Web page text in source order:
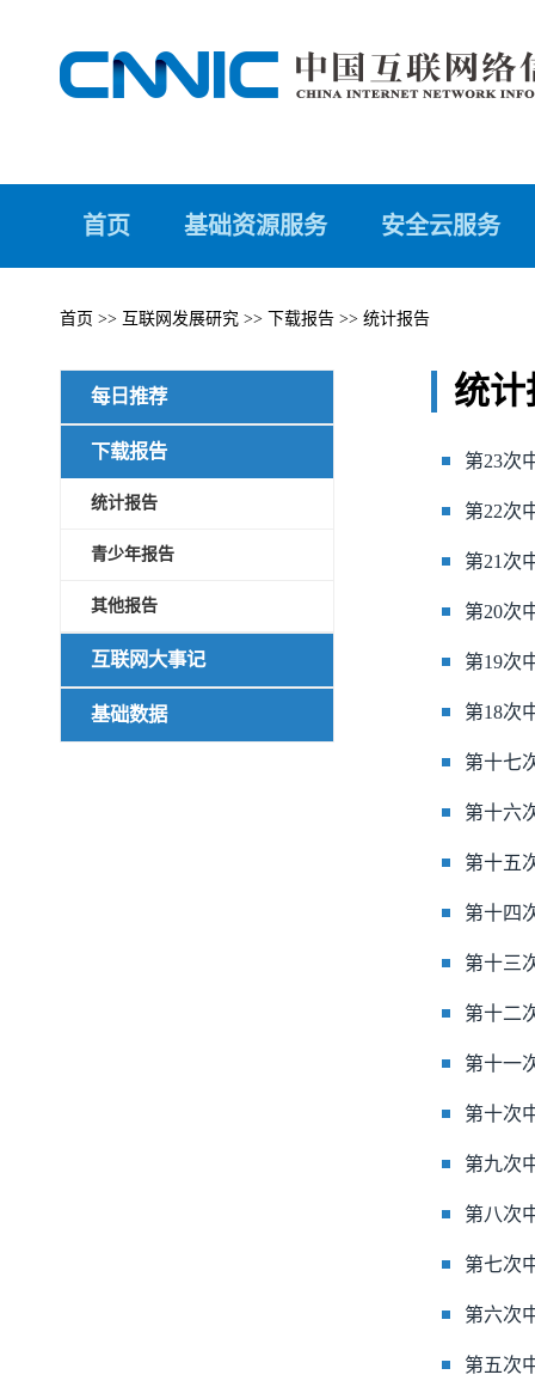
首页 基础资源服务 安全云服务
首页 >> 互联网发展研究 >> 下载报告 >> 统计报告
每日推荐
下载报告
统计报告
青少年报告
其他报告
互联网大事记
基础数据
统计
第23次
第22次
第21次
第20次
第19次
第18次
第十七
第十六
第十五
第十四
第十三
第十二
第十一
第十次
第九次
第八次
第七次
第六次
第五次